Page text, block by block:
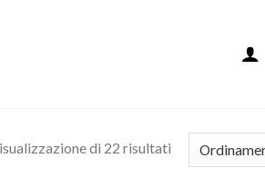
di 22 risultati